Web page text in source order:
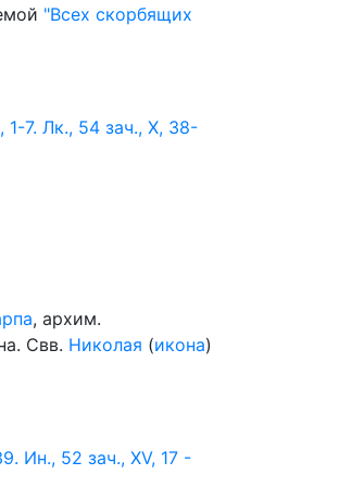
"Всех скорбящих
1-7. Лк., 54 зач., X, 38-
, архим.
Свв. Николая (икона)
Ин., 52 зач., XV, 17 -